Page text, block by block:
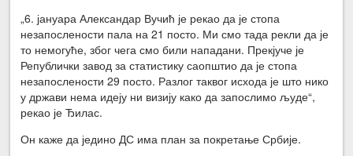
„6. јануара Александар Вучић је рекао да је стопа
незапослености пала на 21 посто. Ми смо тада рекли да је
то немогуће, због чега смо били нападани. Прекјуче је
Републички завод за статистику саопштио да је стопа
незапослености 29 посто. Разлог таквог исхода је што нико
у држави нема идеју ни визију како да запослимо људе“,
рекао је Ђилас.
Он каже да једино ДС има план за покретање Србије.